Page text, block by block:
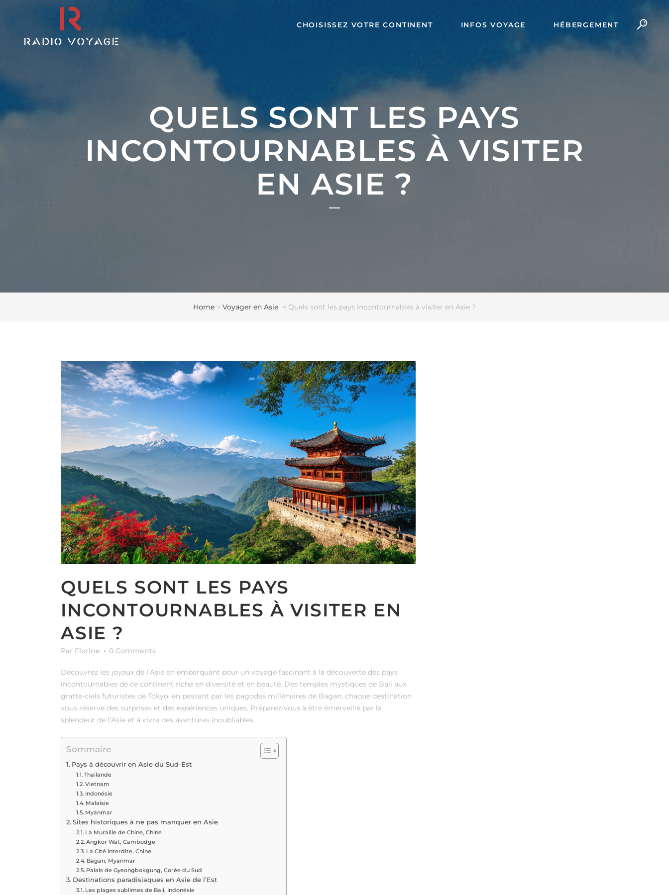
CHOISISSEZ VOTRE CONTINENT INFOS VOYAGE HÉBERGEMENT
QUELS SONT LES PAYS
INCONTOURNABLES À VISITER
EN ASIE ?
Home > Voyager en Asie > Quels sont les pays incontournables à visiter en Asie ?
QUELS SONT LES PAYS
INCONTOURNABLES À VISITER EN
ASIE ?
Par Florine 0 Comments
Découvrez les joyaux de l’Asie en embarquant pour un voyage fascinant à la découverte des pays
incontournables de ce continent riche en diversité et en beauté. Des temples mystiques de Bali aux
gratte-ciels futuristes de Tokyo, en passant par les pagodes millénaires de Bagan, chaque destination
vous réserve des surprises et des expériences uniques. Préparez-vous à être émerveillé par la
splendeur de l’Asie et à vivre des aventures inoubliables.
Sommaire
Pays à découvrir en Asie du Sud-Est
Thaïlande
Vietnam
Indonésie
Malaisie
Myanmar
Sites historiques à ne pas manquer en Asie
La Muraille de Chine, Chine
Angkor Wat, Cambodge
La Cité interdite, Chine
Bagan, Myanmar
Palais de Gyeongbokgung, Corée du Sud
Destinations paradisiaques en Asie de l’Est
Les plages sublimes de Bali, Indonésie